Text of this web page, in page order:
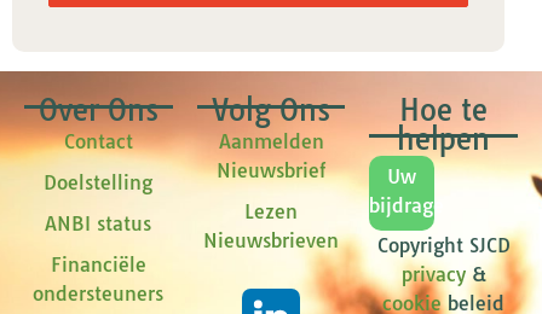
Over Ons
Contact
Doelstelling
ANBI status
Financiële
ondersteuners
Volg Ons
Aanmelden
Nieuwsbrief
Lezen
Nieuwsbrieven
Hoe te
helpen
Uw
bijdrage
Copyright SJCD
privacy&
cookiebeleid